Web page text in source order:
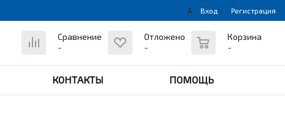
Вход Регистрация
Сравнение
-
Отложено
-
Корзина
-
КОНТАКТЫ ПОМОЩЬ